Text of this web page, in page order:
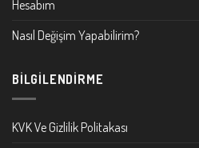
Hesabım
Nasıl Değişim Yapabilirim?
BILGILENDIRME
KVK Ve Gizlilik Politakası